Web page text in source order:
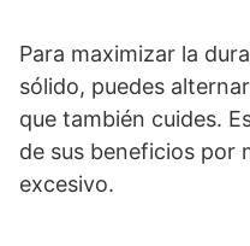
Para maximizar la
sólido, puedes
que también cuides.
de sus beneficios por
excesivo.